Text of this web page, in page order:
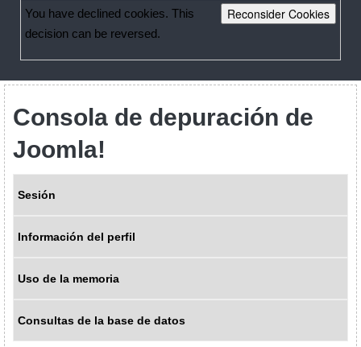
Reconsider Cookies
You have declined cookies. This
decision can be reversed.
Consola de depuración de
Joomla!
Sesión
Información del perfil
Uso de la memoria
Consultas de la base de datos